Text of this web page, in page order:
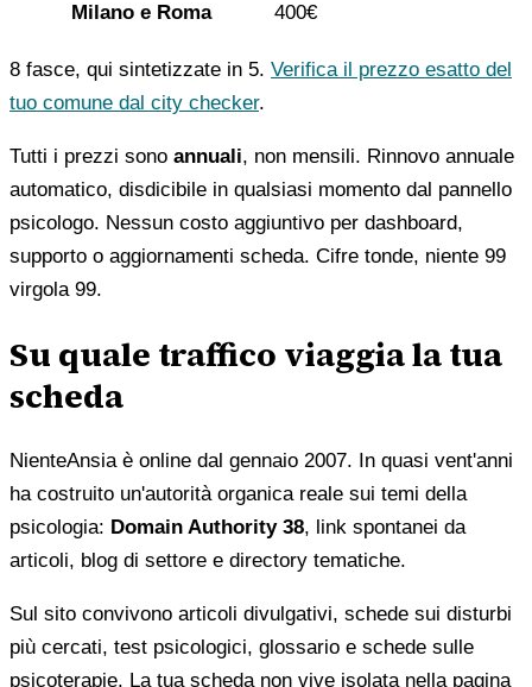
Milano e Roma
400€
8 fasce, qui sintetizzate in 5. Verifica il prezzo esatto del
tuo comune dal city checker.
Tutti i prezzi sono annuali, non mensili. Rinnovo annuale
automatico, disdicibile in qualsiasi momento dal pannello
psicologo. Nessun costo aggiuntivo per dashboard,
supporto o aggiornamenti scheda. Cifre tonde, niente 99
virgola 99.
Su quale traffico viaggia la tua
scheda
NienteAnsia è online dal gennaio 2007. In quasi vent'anni
ha costruito un'autorità organica reale sui temi della
psicologia: Domain Authority 38, link spontanei da
articoli, blog di settore e directory tematiche.
Sul sito convivono articoli divulgativi, schede sui disturbi
più cercati, test psicologici, glossario e schede sulle
psicoterapie. La tua scheda non vive isolata nella pagina